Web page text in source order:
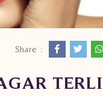
Share :